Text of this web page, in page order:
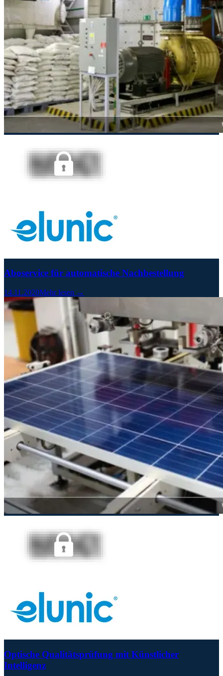
Aboservice für automatische Nachbestellung
14.11.2020Mehr lesen →
Optische Qualitätsprüfung mit Künstlicher
Intelligenz